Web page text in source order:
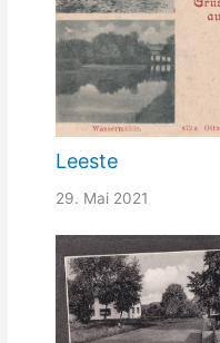
Leeste
29. Mai 2021